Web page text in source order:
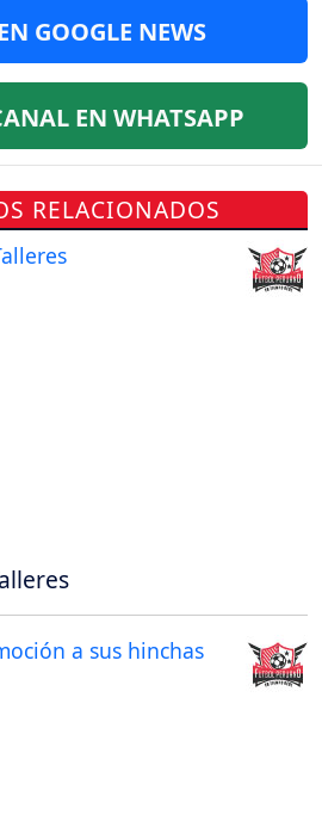
GOOGLE NEWS
EN WHATSAPP
RELACIONADOS